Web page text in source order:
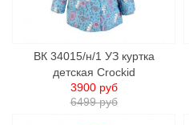
ВК 34015/н/1 УЗ куртка
детcкая Crockid
6499 руб
3900 руб